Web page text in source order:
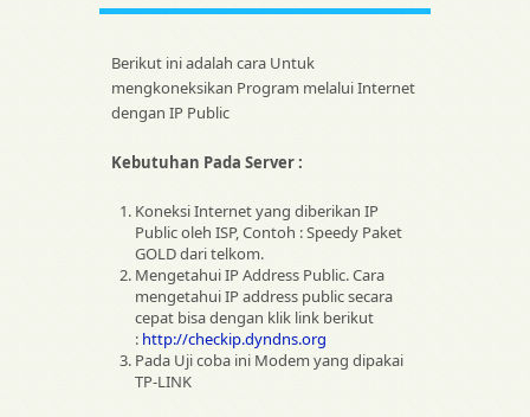
Berikut ini adalah cara Untuk
mengkoneksikan Program melalui Internet
dengan IP Public
Kebutuhan Pada Server :
Koneksi Internet yang diberikan IP
Public oleh ISP, Contoh : Speedy Paket
GOLD dari telkom.
Mengetahui IP Address Public. Cara
mengetahui IP address public secara
cepat bisa dengan klik link berikut
: http://checkip.dyndns.org
Pada Uji coba ini Modem yang dipakai
TP-LINK